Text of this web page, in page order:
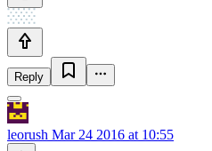
Reply
leorush Mar 24 2016 at 10:55